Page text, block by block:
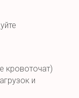
кровоточат)
и